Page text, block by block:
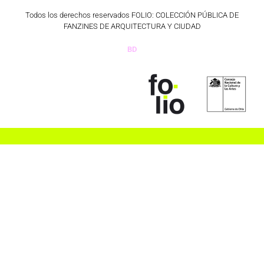
Todos los derechos reservados FOLIO: COLECCIÓN PÚBLICA DE
FANZINES DE ARQUITECTURA Y CIUDAD
BD